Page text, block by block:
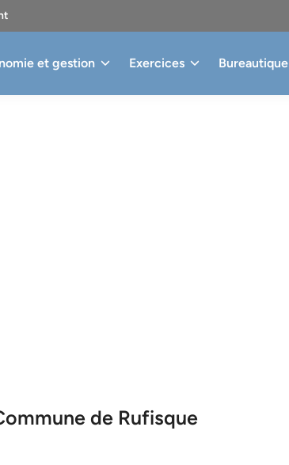
et gestion Exercices Bureautique
de Rufisque